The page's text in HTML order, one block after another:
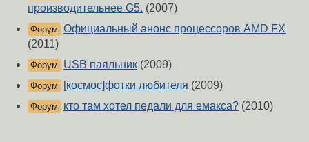
производительнее G5. (2007)
Форум Официальный анонс процессоров AMD FX
(2011)
Форум USB паяльник (2009)
Форум [космос]фотки любителя (2009)
Форум кто там хотел педали для емакса? (2010)